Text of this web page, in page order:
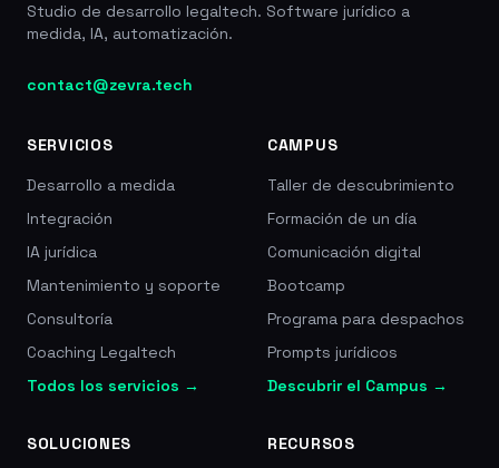
Studio de desarrollo legaltech. Software jurídico a
medida, IA, automatización.
contact@zevra.tech
SERVICIOS
Desarrollo a medida
Integración
IA jurídica
Mantenimiento y soporte
Consultoría
Coaching Legaltech
Todos los servicios →
CAMPUS
Taller de descubrimiento
Formación de un día
Comunicación digital
Bootcamp
Programa para despachos
Prompts jurídicos
Descubrir el Campus →
SOLUCIONES
RECURSOS